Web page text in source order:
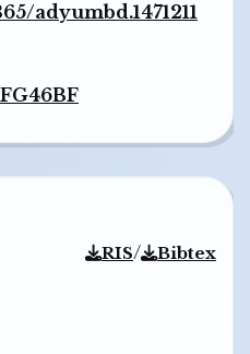
adyumbd.1471211
RIS/ Bibtex